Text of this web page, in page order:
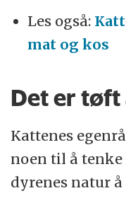
Les også:
mat og kos
Det er
Kattenes
noen til å
dyrenes natur